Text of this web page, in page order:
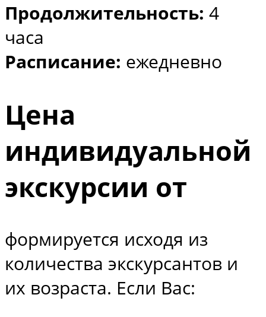
Продолжительность: 4
часа
Расписание: ежедневно
Цена
индивидуальной
экскурсии от
формируется исходя из
количества экскурсантов и
их возраста. Если Вас: